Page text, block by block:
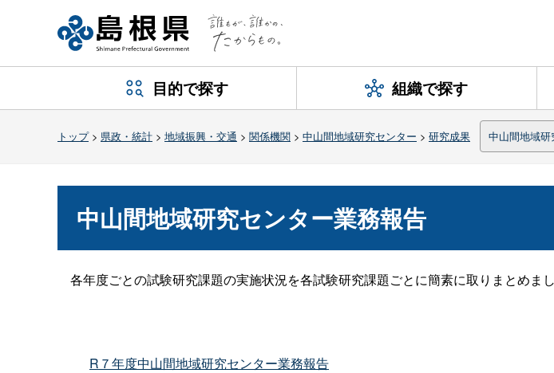
目的で探す 組織で探す
トップ> 県政・統計 > 地域振興・交通 > 関係機関 > 中山間地域研究センター > 研究成果 中山間地域研
中山間地域研究センター業務報告
各年度ごとの試験研究課題の実施状況を各試験研究課題ごとに簡素に取りまとめま
R７年度中山間地域研究センター業務報告